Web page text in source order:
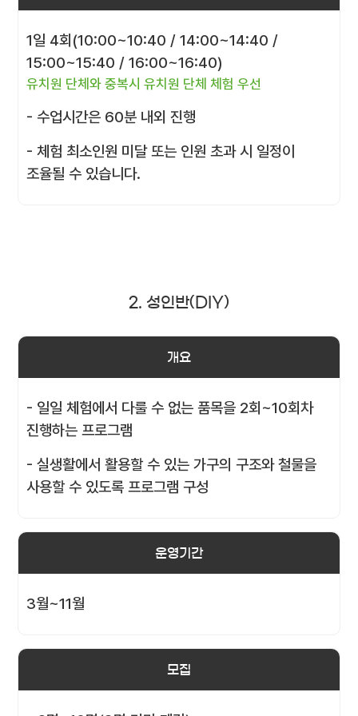
1일 4회(10:00~10:40 / 14:00~14:40 /
15:00~15:40 / 16:00~16:40)
유치원 단체와 중복시 유치원 단체 체험 우선
- 수업시간은 60분 내외 진행
- 체험 최소인원 미달 또는 인원 초과 시 일정이
조율될 수 있습니다.
2. 성인반(DIY)
개요
- 일일 체험에서 다룰 수 없는 품목을 2회~10회차
진행하는 프로그램
- 실생활에서 활용할 수 있는 가구의 구조와 철물을
사용할 수 있도록 프로그램 구성
운영기간
3월~11월
모집